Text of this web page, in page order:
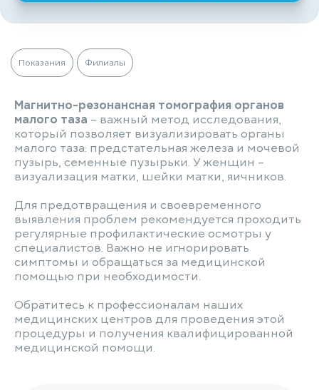
Показания Филиалы
Магнитно-резонансная томография органов
малого таза – важный метод исследования,
который позволяет визуализировать органы
малого таза: предстательная железа и мочевой
пузырь, семенные пузырьки. У женщин –
визуализация матки, шейки матки, яичников.
Для предотвращения и своевременного
выявления проблем рекомендуется проходить
регулярные профилактические осмотры у
специалистов. Важно не игнорировать
симптомы и обращаться за медицинской
помощью при необходимости.
Обратитесь к профессионалам наших
медицинских центров для проведения этой
процедуры и получения квалифицированной
медицинской помощи.